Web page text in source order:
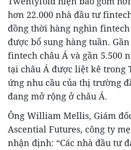
hơn 22.000 nhà đầu tư
đồng thời hàng nghìn
được bổ sung hàng tuần.
fintech châu Á và gần 5.500
tại châu Á được liệt kê trong
ứng nhu cầu của thị trường
đang mở rộng ở châu Á.
Ông William Mellis, Giám
Ascential Futures, công ty
nhận định: “Các nhà đầu tư